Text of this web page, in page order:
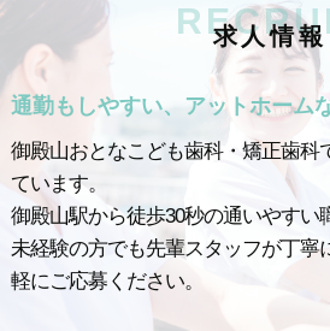
求人情報
通勤もしやすい、アットホーム
御殿山おとなこども歯科・矯正歯科
ています。
御殿山駅から徒歩30秒の通いやすい
未経験の方でも先輩スタッフが丁寧
軽にご応募ください。